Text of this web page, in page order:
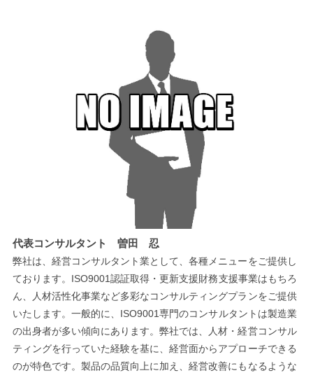
代表コンサルタント 曽田 忍
弊社は、経営コンサルタント業として、各種メニューをご提供し
ております。ISO9001認証取得・更新支援財務支援事業はもちろ
ん、人材活性化事業など多彩なコンサルティングプランをご提供
いたします。一般的に、ISO9001専門のコンサルタントは製造業
の出身者が多い傾向にあります。弊社では、人材・経営コンサル
ティングを行っていた経験を基に、経営面からアプローチできる
のが特色です。製品の品質向上に加え、経営改善にもなるような